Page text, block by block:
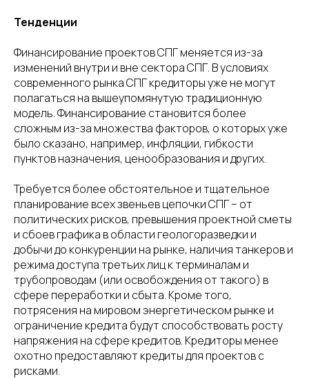
Тенденции
Финансирование проектов СПГ меняется из-за
изменений внутри и вне сектора СПГ. В условиях
современного рынка СПГ кредиторы уже не могут
полагаться на вышеупомянутую традиционную
модель. Финансирование становится более
сложным из-за множества факторов, о которых уже
было сказано, например, инфляции, гибкости
пунктов назначения, ценообразования и других.
Требуется более обстоятельное и тщательное
планирование всех звеньев цепочки СПГ – от
политических рисков, превышения проектной сметы
и сбоев графика в области геологоразведки и
добычи до конкуренции на рынке, наличия танкеров и
режима доступа третьих лиц к терминалам и
трубопроводам (или освобождения от такого) в
сфере переработки и сбыта. Кроме того,
потрясения на мировом энергетическом рынке и
ограничение кредита будут способствовать росту
напряжения на сфере кредитов. Кредиторы менее
охотно предоставляют кредиты для проектов с
рисками.